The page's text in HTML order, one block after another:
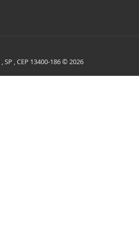
SP , CEP 13400-186 © 2026